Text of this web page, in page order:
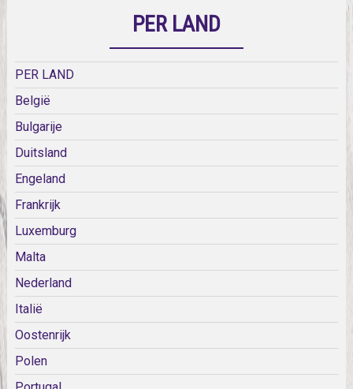
PER LAND
PER LAND
België
Bulgarije
Duitsland
Engeland
Frankrijk
Luxemburg
Malta
Nederland
Italië
Oostenrijk
Polen